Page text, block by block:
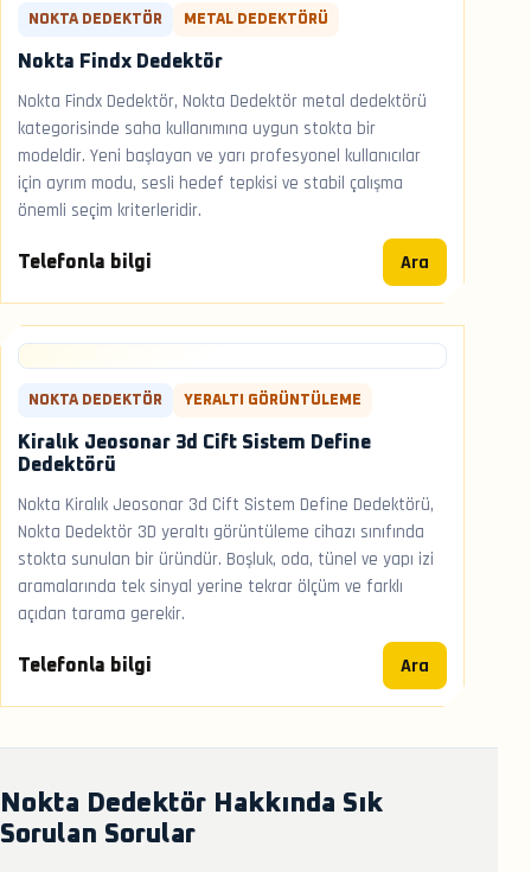
NOKTA DEDEKTÖR METAL DEDEKTÖRÜ
Nokta Findx Dedektör
Nokta Findx Dedektör, Nokta Dedektör metal dedektörü
kategorisinde saha kullanımına uygun stokta bir
modeldir. Yeni başlayan ve yarı profesyonel kullanıcılar
için ayrım modu, sesli hedef tepkisi ve stabil çalışma
önemli seçim kriterleridir.
Telefonla bilgi Ara
NOKTA DEDEKTÖR YERALTI GÖRÜNTÜLEME
Kiralık Jeosonar 3d Cift Sistem Define
Dedektörü
Nokta Kiralık Jeosonar 3d Cift Sistem Define Dedektörü,
Nokta Dedektör 3D yeraltı görüntüleme cihazı sınıfında
stokta sunulan bir üründür. Boşluk, oda, tünel ve yapı izi
aramalarında tek sinyal yerine tekrar ölçüm ve farklı
açıdan tarama gerekir.
Telefonla bilgi Ara
Nokta Dedektör Hakkında Sık
Sorulan Sorular